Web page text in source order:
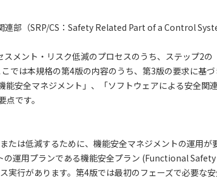
連部（SRP/CS：Safety Related Part of a Control
メント・リスク低減のプロセスのうち、ステップ2
では本規格の第4版の内容のうち、第3版の要求に基
能安全マネジメント」、「ソフトウェアによる安全関
です。
は低減するために、機能安全マネジメントの運用が
の運用プランである機能安全プラン (Functional
実行があります。第4版では最初のフェーズで必要な